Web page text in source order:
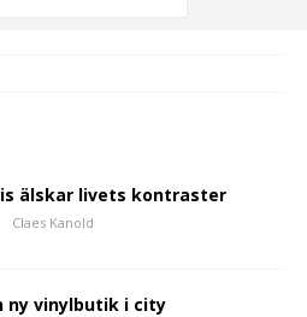
älskar livets kontraster
Claes Kanold
ny vinylbutik i city